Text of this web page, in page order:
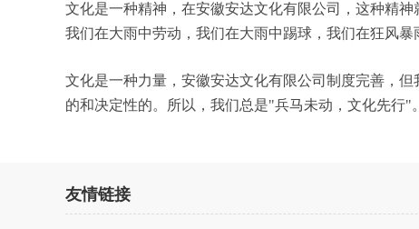
文化是一种精神，在安徽安达文化有限公司，这种精
我们在大雨中劳动，我们在大雨中踢球，我们在狂风
文化是一种力量，安徽安达文化有限公司制度完善，
的和决定性的。所以，我们总是"兵马未动，文化先行"
友情链接